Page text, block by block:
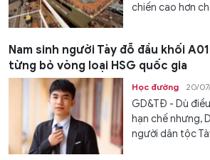
chiến cao hơn
Nam sinh người Tày đỗ đầu khối
từng bỏ vòng loại HSG quốc gia
Học đường 20/
GD&TĐ - Dù
hạn chế nhưng,
người dân tộc